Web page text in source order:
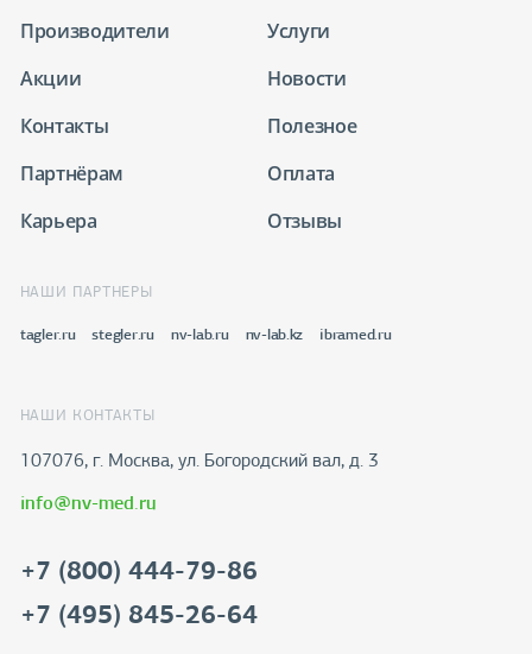
Производители
Услуги
Акции
Новости
Контакты
Полезное
Партнёрам
Оплата
Карьера
Отзывы
НАШИ ПАРТНЕРЫ
tagler.ru stegler.ru nv-lab.ru nv-lab.kz ibramed.ru
НАШИ КОНТАКТЫ
107076, г. Москва, ул. Богородский вал, д. 3
info@nv-med.ru
+7 (800) 444-79-86
+7 (495) 845-26-64